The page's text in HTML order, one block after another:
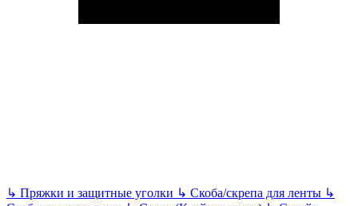
↳ Пряжки и защитные уголки ↳ Скоба/скрепа для ленты ↳